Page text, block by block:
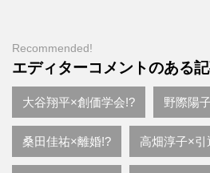
Recommended!
エディターコメントのある
大谷翔平×創価学会!? 野際陽
桑田佳祐×離婚!? 高畑淳子×引